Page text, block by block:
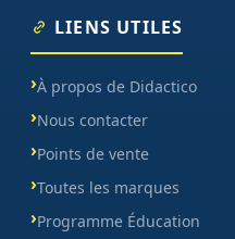
LIENS UTILES
À propos de Didactico
Nous contacter
Points de vente
Toutes les marques
Programme Éducation